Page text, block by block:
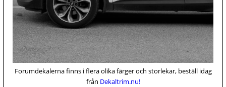
Forumdekalerna finns i flera olika färger och storlekar, beställ idag
från Dekaltrim.nu!